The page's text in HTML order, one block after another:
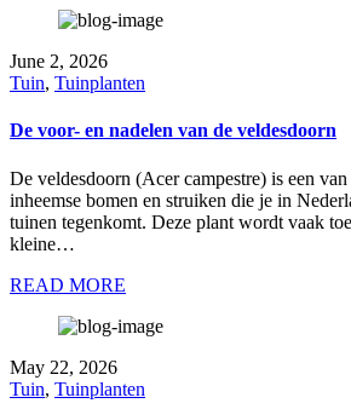
June 2, 2026
Tuin, Tuinplanten
De voor- en nadelen van de veldesdoorn
De veldesdoorn (Acer campestre) is een
inheemse bomen en struiken die je in
tuinen tegenkomt. Deze plant wordt vaak
kleine…
READ MORE
May 22, 2026
Tuin, Tuinplanten